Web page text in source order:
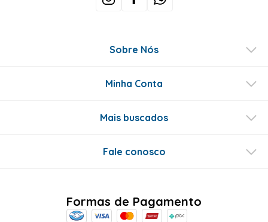
Sobre Nós
Minha Conta
Mais buscados
Fale conosco
Formas de Pagamento